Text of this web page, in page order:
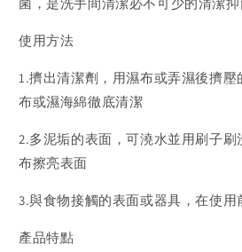
使用方法
1.擠出清潔劑，用濕布或弄濕後擠
布或濕海綿徹底清潔
2.多泥垢的表面，可澆水並用刷子
布擦亮表面
3.與食物接觸的表面或器具，在使用
產品特點